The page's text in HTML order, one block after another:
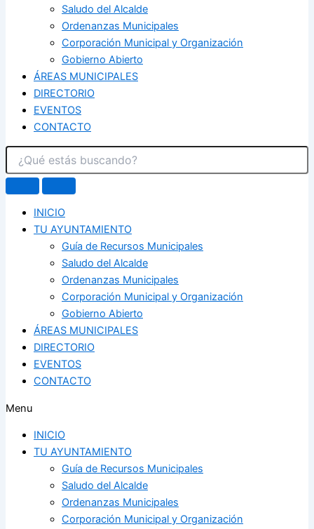
Saludo del Alcalde
Ordenanzas Municipales
Corporación Municipal y Organización
Gobierno Abierto
ÁREAS MUNICIPALES
DIRECTORIO
EVENTOS
CONTACTO
INICIO
TU AYUNTAMIENTO
Guía de Recursos Municipales
Saludo del Alcalde
Ordenanzas Municipales
Corporación Municipal y Organización
Gobierno Abierto
ÁREAS MUNICIPALES
DIRECTORIO
EVENTOS
CONTACTO
Menu
INICIO
TU AYUNTAMIENTO
Guía de Recursos Municipales
Saludo del Alcalde
Ordenanzas Municipales
Corporación Municipal y Organización